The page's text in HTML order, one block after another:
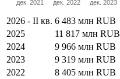
дек. 2021 дек. 2022 дек. 2023
2026 - II кв. 6 483 млн RUB
2025
11 817 млн RUB
2024
9 966 млн RUB
2023
9 319 млн RUB
2022
8 405 млн RUB